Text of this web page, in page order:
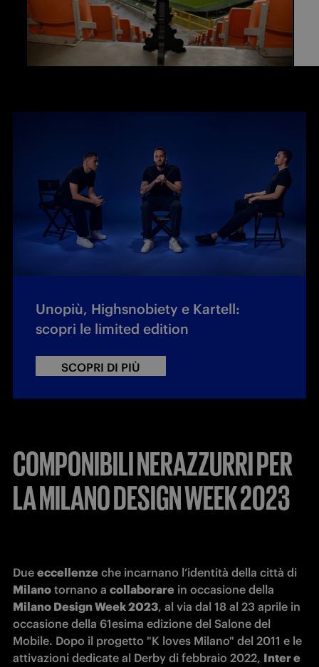
Unopiù, Highsnobiety e Kartell:
scopri le limited edition
SCOPRI DI PIÙ
COMPONIBILI NERAZZURRI PER
LA MILANO DESIGN WEEK 2023
Due eccellenze
Milano tornano a collaborare
Milano Design Week 2023, al via dal 18 al 23 aprile in
occasione della 61esima edizione del Salone del
Mobile. Dopo il progetto "K loves Milano" del 2011 e le
attivazioni dedicate al Derby di febbraio 2022, Inter e